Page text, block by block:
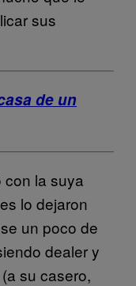
sus
de un
con la suya
lo dejaron
un poco de
dealer y
su casero,